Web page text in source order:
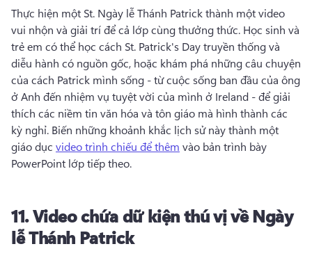
Thực hiện một St. Ngày lễ Thánh Patrick thành một video
vui nhộn và giải trí để cả lớp cùng thưởng thức. Học sinh và
trẻ em có thể học cách St. Patrick's Day truyền thống và
diễu hành có nguồn gốc, hoặc khám phá những câu chuyện
của cách Patrick mình sống - từ cuộc sống ban đầu của ông
ở Anh đến nhiệm vụ tuyệt vời của mình ở Ireland - để giải
thích các niềm tin văn hóa và tôn giáo mà hình thành các
kỳ nghỉ. Biến những khoảnh khắc lịch sử này thành một
giáo dục video trình chiếu để thêm vào bản trình bày
PowerPoint lớp tiếp theo.
11.Video chứa dữ kiện thú vị vềNgày
lễ Thánh Patrick